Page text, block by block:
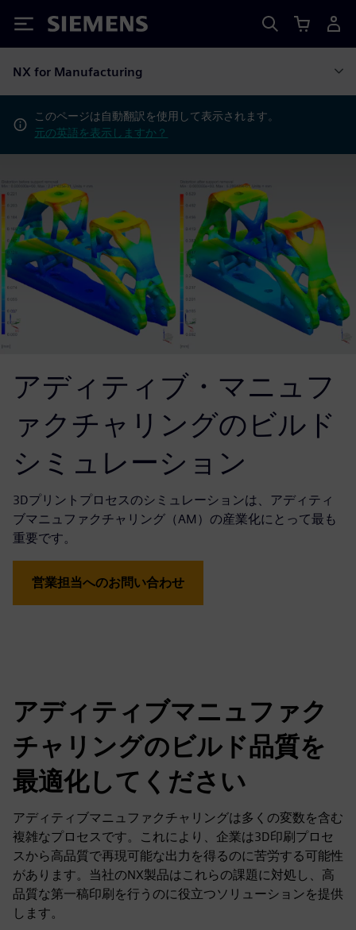
Siemens
NX for Manufacturing
このページは自動翻訳を使用して表示されます。
元の英語を表示しますか？
アディティブ・マニュフ
ァクチャリングのビルド
シミュレーション
3Dプリントプロセスのシミュレーションは、アディティ
ブマニュファクチャリング（AM）の産業化にとって最も
重要です。
営業担当へのお問い合わせ
アディティブマニュファク
チャリングのビルド品質を
最適化してください
アディティブマニュファクチャリングは多くの変数を含む
複雑なプロセスです。これにより、企業は3D印刷プロセ
スから高品質で再現可能な出力を得るのに苦労する可能性
があります。当社のNX製品はこれらの課題に対処し、高
品質な第一稿印刷を行うのに役立つソリューションを提供
します。